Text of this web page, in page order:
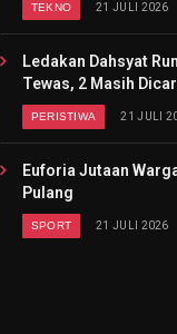
TEKNO 21 JULI 2026
Ledakan Dahsyat
Tewas, 2 Masih
PERISTIWA 21 JULI
Euforia Jutaan
Pulang
SPORT 21 JULI 2026